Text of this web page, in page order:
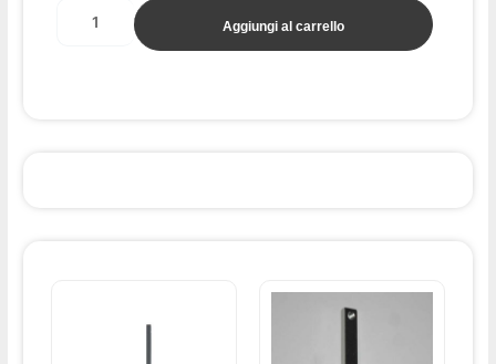
plastica
Aggiungi al carrello